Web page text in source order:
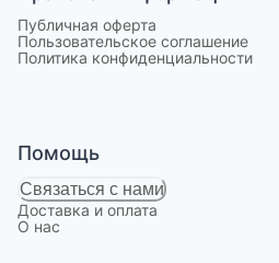
Публичная оферта
Пользовательское соглашение
Политика конфиденциальности
Помощь
Связаться с нами
Доставка и оплата
О нас